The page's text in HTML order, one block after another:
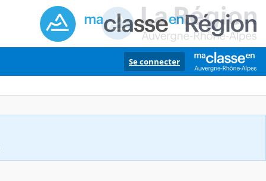
Se connecter